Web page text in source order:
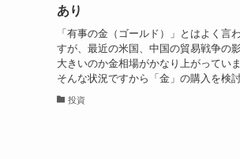
あり
「有事の金（ゴールド）」とはよく言
すが、最近の米国、中国の貿易戦争の
大きいのか金相場がかなり上がっていま
そんな状況ですから「金」の購入を検討
投資